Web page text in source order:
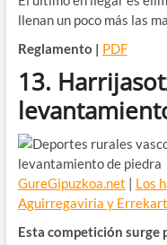
llenan un poco más las
Reglamento | PDF
13.
GureGipuzkoa.net | Los
Aguirregaviria y
Esta competición surge